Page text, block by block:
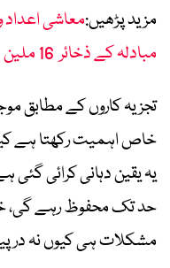
مزید پڑھیں:معاشی اعداد
مبادلہ کے ذخائر 16 ملین ڈالر سے زیادہ ہوگئے
تجزیہ کاروں کے مطابق
خاص اہمیت رکھتا ہے
یہ یقین دہانی کرائی
حد تک محفوظ رہے گی،
مشکلات ہی کیوں نہ